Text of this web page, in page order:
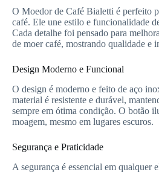
O Moedor de Café Bialetti é perfeito
café. Ele une estilo e funcionalidade
Cada detalhe foi pensado para
de moer café, mostrando qualidade e
Design Moderno e Funcional
O design é moderno e feito de aço
material é resistente e durável,
sempre em ótima condição. O botão
moagem, mesmo em lugares escuros.
Segurança e Praticidade
A segurança é essencial em qualquer